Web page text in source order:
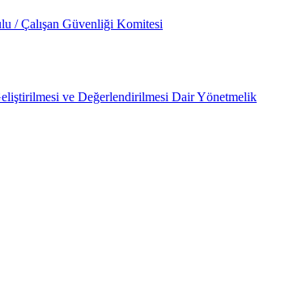
/ Çalışan Güvenliği Komitesi
ve Değerlendirilmesi Dair Yönetmelik